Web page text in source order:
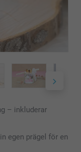
– inkluderar
egen prägel för en